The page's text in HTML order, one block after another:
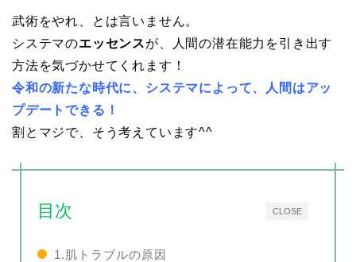
武術をやれ、とは言いません。
システマのエッセンスが、人間の潜在能力を引き出す
方法を気づかせてくれます！
令和の新たな時代に、システマによって、人間はアッ
プデートできる！
割とマジで、そう考えています^^
CLOSE
目次
1.肌トラブルの原因